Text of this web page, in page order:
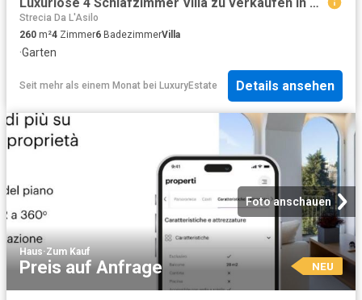
Strecia Da L'Asilo
260 m²4 Zimmer6 BadezimmerVilla
·Garten
Seit mehr als einem Monat bei LuxuryEstate Details ansehen
Foto anschauen
Haus·Zum Kauf
Preis auf Anfrage NEU